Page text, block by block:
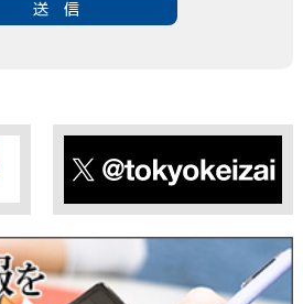
について
及び留意点
すが、必要な個人情報をご提供いた
利用目的を達成できない場合があり
報について、通知・開示・訂正・
停止の希望がございましたら、本
て、個人データの通知・開示・訂
X